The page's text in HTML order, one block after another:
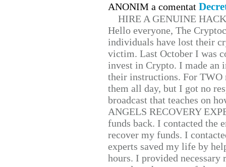
ANONIM a comentat
HIRE A GENUINE
Hello everyone, The
individuals have lost their
victim. Last October I was
invest in Crypto. I made
their instructions. For TWO
them all day, but I got no
broadcast that teaches on
ANGELS RECOVERY
funds back. I contacted the
recover my funds. I
experts saved my life by
hours. I provided